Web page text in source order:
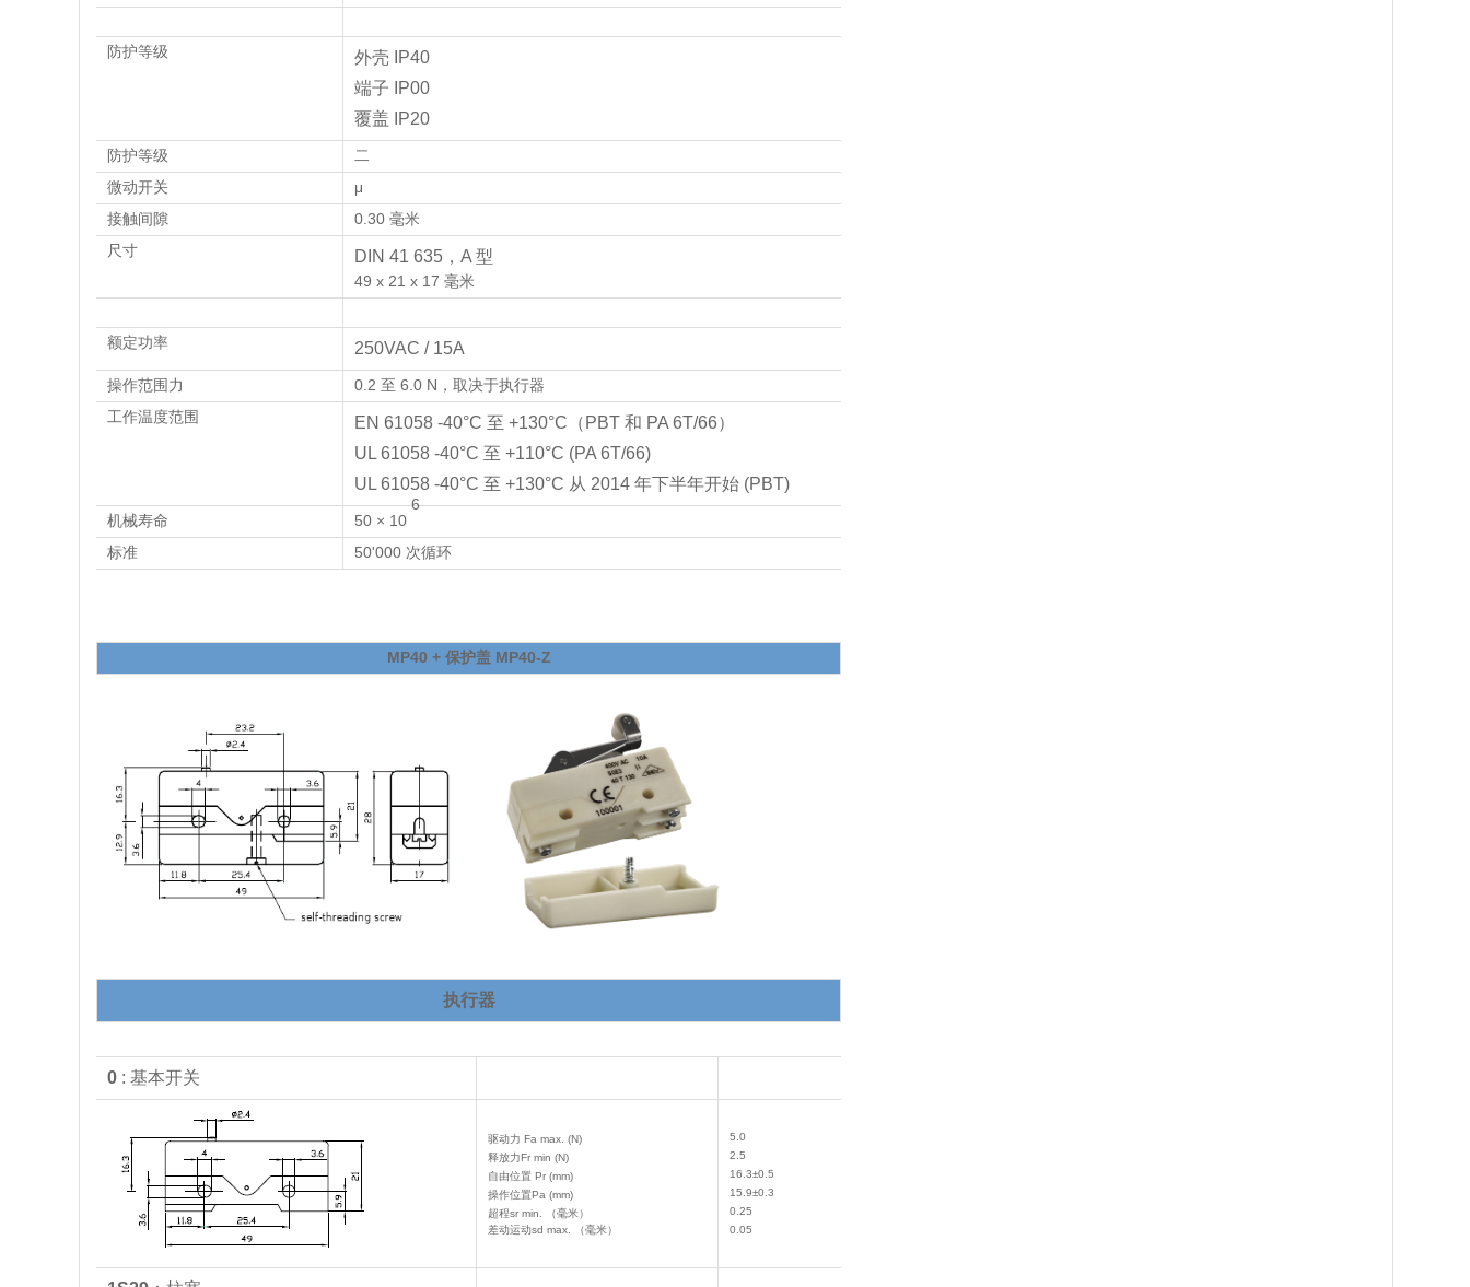
防护等级
外壳 IP40
端子 IP00
覆盖 IP20
防护等级
二
微动开关
μ
接触间隙
0.30 毫米
尺寸
DIN 41 635，A 型
49 x 21 x 17 毫米
额定功率 250VAC / 15A
操作范围力
0.2 至 6.0 N，取决于执行器
工作温度范围
EN 61058 -40°C 至 +130°C（PBT 和 PA 6T/66）
UL 61058 -40°C 至 +110°C (PA 6T/66)
UL 61058 -40°C 至 +130°C 从 2014 年下半年开始 (PBT)
机械寿命 50 × 10
6
标准 50'000 次循环
MP40 + 保护盖 MP40-Z
执行器
0 : 基本开关
驱动力 Fa max. (N)
释放力Fr min (N)
自由位置 Pr (mm)
操作位置Pa (mm)
超程sr min. （毫米）
差动运动sd max. （毫米）
5.0
2.5
16.3±0.5
15.9±0.3
0.25
0.05